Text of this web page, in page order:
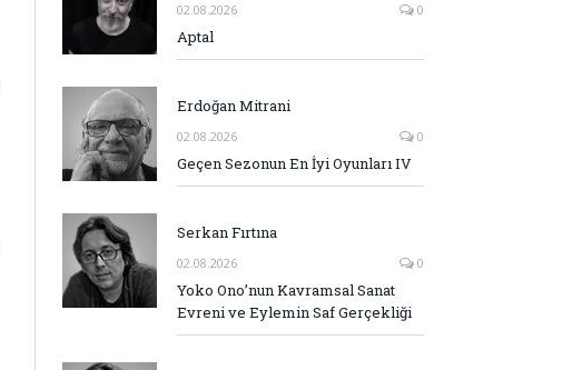
02.08.2026 0
Aptal
Erdoğan Mitrani
02.08.2026 0
Geçen Sezonun En İyi Oyunları IV
Serkan Fırtına
02.08.2026 0
Yoko Ono’nun Kavramsal Sanat
Evreni ve Eylemin Saf Gerçekliği